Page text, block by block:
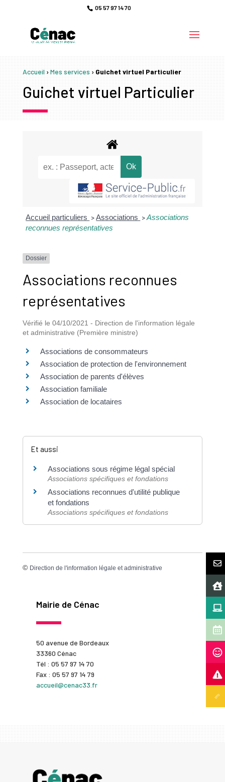
05 57 97 14 70
Accueil›Mes services›Guichet virtuel Particulier
Guichet virtuel Particulier
Accueil particuliers > Associations > Associations
reconnues représentatives
Dossier
Associations reconnues
représentatives
Vérifié le 04/10/2021 - Direction de l'information légale
et administrative (Première ministre)
Associations de consommateurs
Association de protection de l'environnement
Association de parents d'élèves
Association familiale
Association de locataires
Et aussi
Associations sous régime légal spécial
Associations spécifiques et fondations
Associations reconnues d'utilité publique
et fondations
Associations spécifiques et fondations
© Direction de l'information légale et administrative
Mairie de Cénac
50 avenue de Bordeaux
33360 Cénac
Tél : 05 57 97 14 70
Fax : 05 57 97 14 79
accueil@cenac33.fr